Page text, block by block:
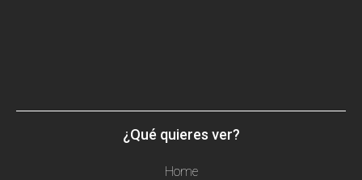
¿Qué quieres ver?
Home